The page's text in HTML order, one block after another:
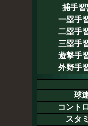
捕手
一塁手
二塁手
三塁手
遊撃手
外野手
球
コント
スタ